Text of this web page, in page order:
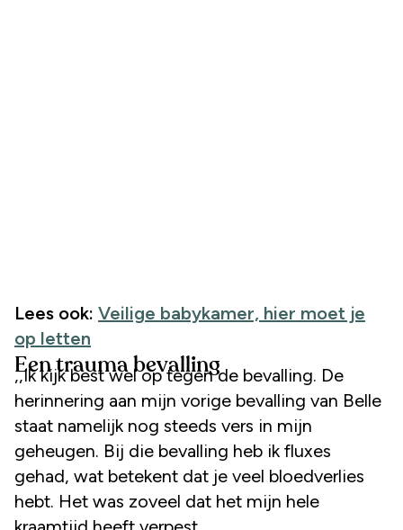
Lees ook: Veilige babykamer, hier moet je
op letten
Een trauma bevalling
,,Ik kijk best wel op tegen de bevalling. De
herinnering aan mijn vorige bevalling van Belle
staat namelijk nog steeds vers in mijn
geheugen. Bij die bevalling heb ik fluxes
gehad, wat betekent dat je veel bloedverlies
hebt. Het was zoveel dat het mijn hele